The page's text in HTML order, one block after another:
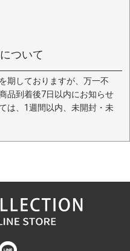
ついて
期しておりますが、万一不
品到着後7日以内にお知らせ
は、1週間以内、未開封・未